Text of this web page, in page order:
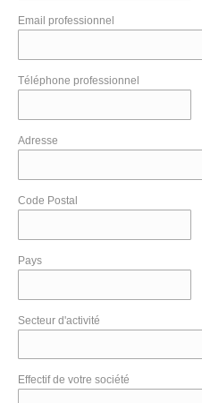
Email professionnel
Téléphone professionnel
Adresse
Code Postal
Pays
Secteur d'activité
Effectif de votre société